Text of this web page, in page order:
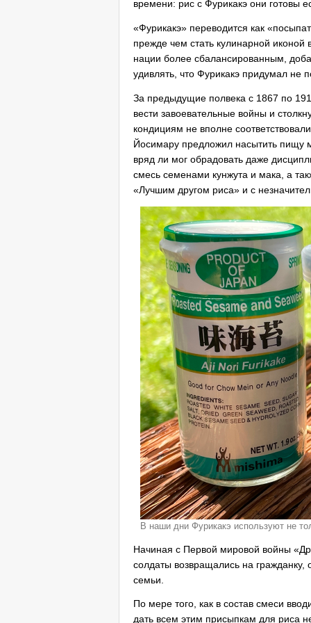
времени: рис с Фурикакэ они готовы
«Фурикакэ» переводится как
прежде чем стать кулинарной
нации более сбалансированным,
удивлять, что Фурикакэ придумал не
За предыдущие полвека с 1867 по
вести завоевательные войны и
кондициям не вполне
Йосимару предложил насытить пищу
вряд ли мог обрадовать даже
смесь семенами кунжута и мака, а
«Лучшим другом риса» и с
В наши дни Фурикакэ используют не
Начиная с Первой мировой войны
солдаты возвращались на гражданку,
семьи.
По мере того, как в состав смеси
дать всем этим присыпкам для риса